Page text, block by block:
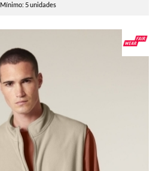
Mínimo: 5 unidades